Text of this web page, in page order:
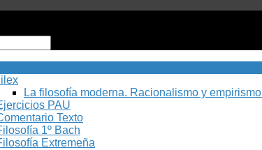
La filosofía moderna. Racionalismo y empirismo
PAU
Texto
1º Bach
Extremeña